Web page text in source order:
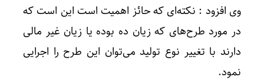
وی افزود : نکته‌ای که حائز اهمیت است این است که
در مورد طرح‌های که زیان ده بوده یا زیان غیر مالی
دارند با تغییر نوع تولید می‌توان این طرح را اجرایی
نمود.